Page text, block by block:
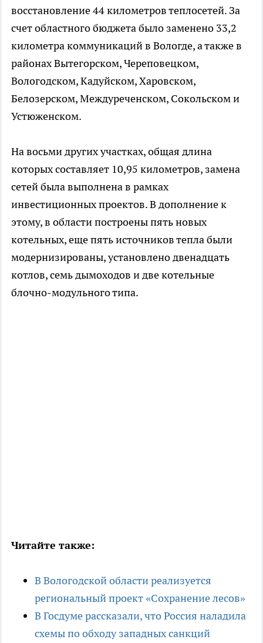
восстановление 44 километров теплосетей. За
счет областного бюджета было заменено 33,2
километра коммуникаций в Вологде, а также в
районах Вытегорском, Череповецком,
Вологодском, Кадуйском, Харовском,
Белозерском, Междуреченском, Сокольском и
Устюженском.
На восьми других участках, общая длина
которых составляет 10,95 километров, замена
сетей была выполнена в рамках
инвестиционных проектов. В дополнение к
этому, в области построены пять новых
котельных, еще пять источников тепла были
модернизированы, установлено двенадцать
котлов, семь дымоходов и две котельные
блочно-модульного типа.
Читайте также:
В Вологодской области реализуется
региональный проект «Сохранение лесов»
В Госдуме рассказали, что Россия наладила
схемы по обходу западных санкций